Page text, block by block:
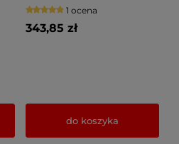
na przegubach
1 ocena
343,85 zł
do koszyka